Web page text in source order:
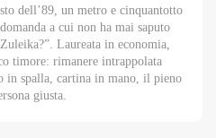
dell’89, un metro e cinquantotto
a cui non ha mai saputo
Laureata in economia,
timore: rimanere intrappolata
in spalla, cartina in mano, il pieno
giusta.